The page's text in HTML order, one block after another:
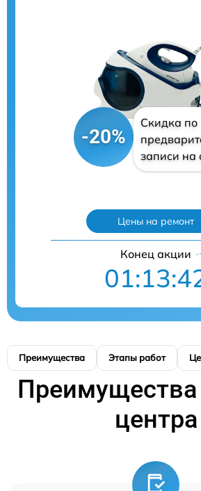
-20%
Скидка по
записи на
Цены на ремонт
Конец акции
Преимущества Этапы работ
Преимущества
центра